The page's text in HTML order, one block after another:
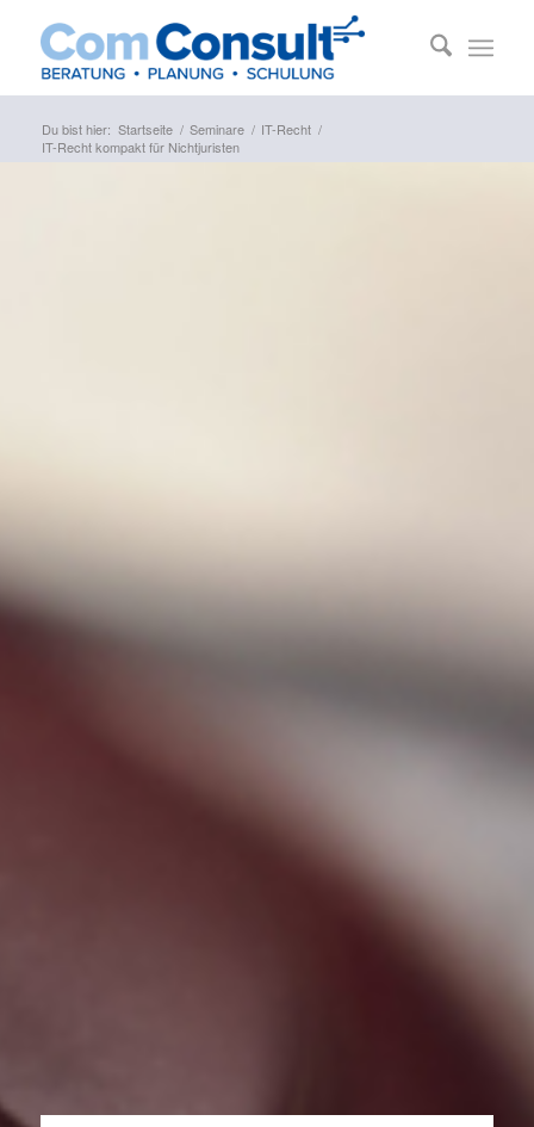
Du bist hier: Startseite / Seminare / IT-Recht /
IT-Recht kompakt für Nichtjuristen